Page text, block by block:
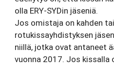
olla ERY-SYDin jäseniä.
Jos omistaja on kahden
rotukissayhdistyksen
niillä, jotka ovat antaneet
vuonna 2017. Jos kissalla